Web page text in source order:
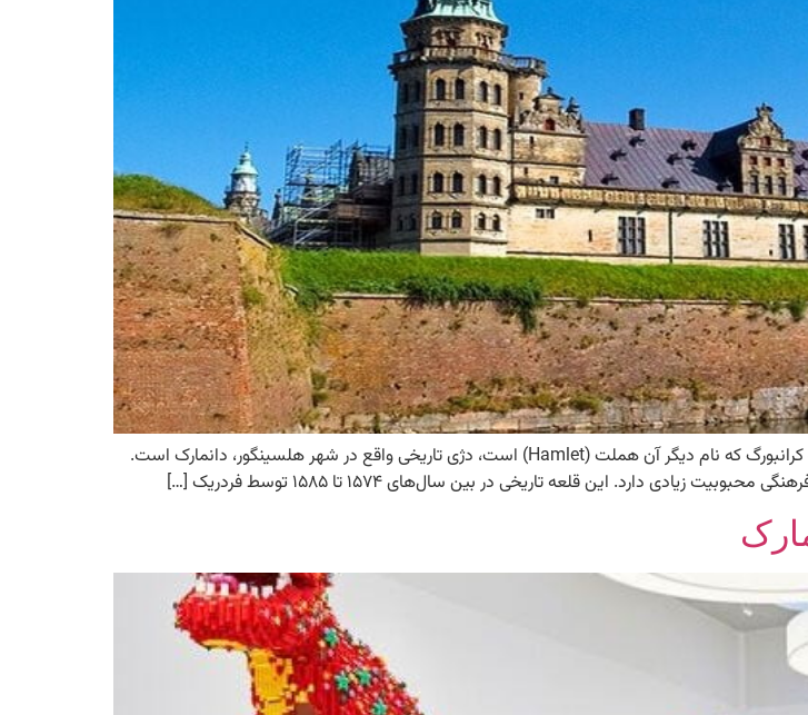
قلعه کرونبورگ در دانمارک-خانه هملت قلعه کرونبورگ در دانمارک-خانه هملت. قلعه کرانبورگ که نام دیگر آن هملت (Hamlet) است، دژی تاریخی واقع در شهر هلسینگور، دانمارک است.
دارد. این قلعه تاریخی در بین سال‌های ۱۵۷۴ تا ۱۵۸۵ توسط فردریک […]